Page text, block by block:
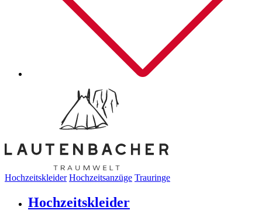
Hochzeitskleider Hochzeitsanzüge Trauringe
Hochzeitskleider